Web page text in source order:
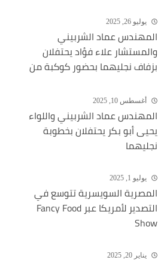
يوليو 26, 2025
المهندس عماد الشربيني
والمستشار علاء فؤاد يحتفلان
بزفاف نجليهما بحضور كوكبة من
أغسطس 10, 2025
المهندس عماد الشربيني واللواء
يحيى أبو بكر يحتفلان بخطوبة
نجليهما
يوليو 1, 2025
المصرية السويسرية تتوسع في
التصدير لأمريكا عبر Fancy Food
Show
يناير 20, 2025